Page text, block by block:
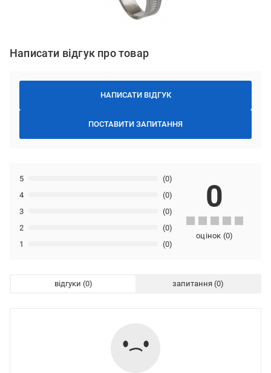
Написати відгук про товар
НАПИСАТИ ВІДГУК
ПОСТАВИТИ ЗАПИТАННЯ
1 (0)
2 (0)
3 (0)
4 (0)
5 (0)
0
оцінок (0)
відгуки запитання